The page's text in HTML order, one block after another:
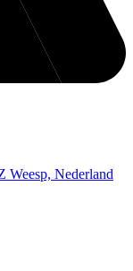
Weesp, Nederland